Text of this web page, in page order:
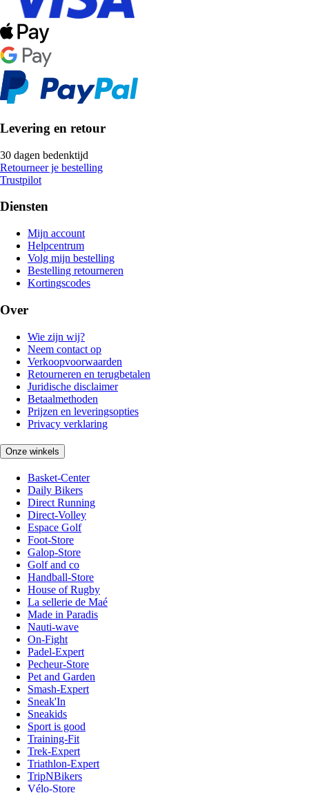
Levering en retour
30 dagen bedenktijd
Retourneer je bestelling
Trustpilot
Diensten
Mijn account
Helpcentrum
Volg mijn bestelling
Bestelling retourneren
Kortingscodes
Over
Wie zijn wij?
Neem contact op
Verkoopvoorwaarden
Retourneren en terugbetalen
Juridische disclaimer
Betaalmethoden
Prijzen en leveringsopties
Privacy verklaring
Onze winkels
Basket-Center
Daily Bikers
Direct Running
Direct-Volley
Espace Golf
Foot-Store
Galop-Store
Golf and co
Handball-Store
House of Rugby
La sellerie de Maé
Made in Paradis
Nauti-wave
On-Fight
Padel-Expert
Pecheur-Store
Pet and Garden
Smash-Expert
Sneak'In
Sneakids
Sport is good
Training-Fit
Trek-Expert
Triathlon-Expert
TripNBikers
Vélo-Store